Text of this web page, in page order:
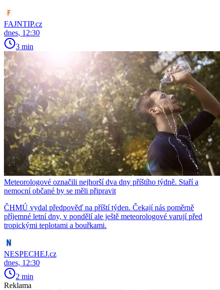
FAJNTIP.cz
dnes, 12:30
3 min
Meteorologové označili nejhorší dva dny příštího týdně. Staří a
nemocní občané by se měli připravit
ČHMÚ vydal předpověď na příští týden. Čekají nás poměrně
příjemné letní dny, v pondělí ale ještě meteorologové varují před
tropickými teplotami a bouřkami.
NESPECHEJ.cz
dnes, 12:30
2 min
Reklama